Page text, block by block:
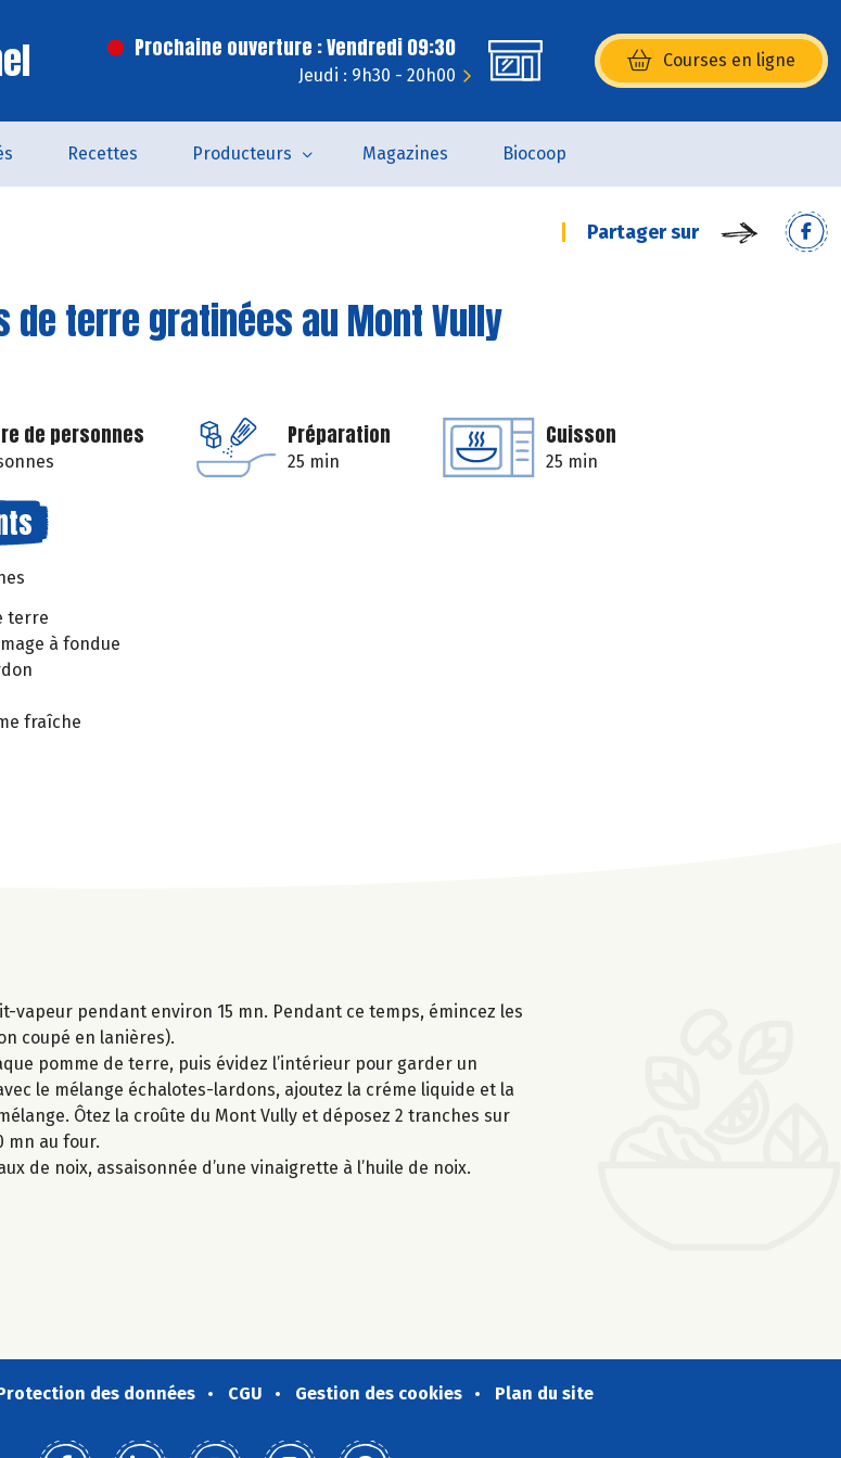
Prochaine ouverture : Vendredi 09:30
Jeudi : 9h30 - 20h00
Courses en ligne
(s’ouvre dans une nouvelle
Recettes Producteurs Magazines Biocoop
Partager sur
de terre gratinées au Mont Vully
de personnes Préparation
25 min
Cuisson
25 min
terre
à fondue
fraîche
pendant environ 15 mn. Pendant ce temps, émincez les
coupé en lanières).
pomme de terre, puis évidez l’intérieur pour garder un
le mélange échalotes-lardons, ajoutez la créme liquide et la
Ôtez la croûte du Mont Vully et déposez 2 tranches sur
mn au four.
de noix, assaisonnée d’une vinaigrette à l’huile de noix.
des données CGU Gestion des cookies Plan du site